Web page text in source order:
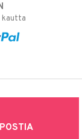
kautta